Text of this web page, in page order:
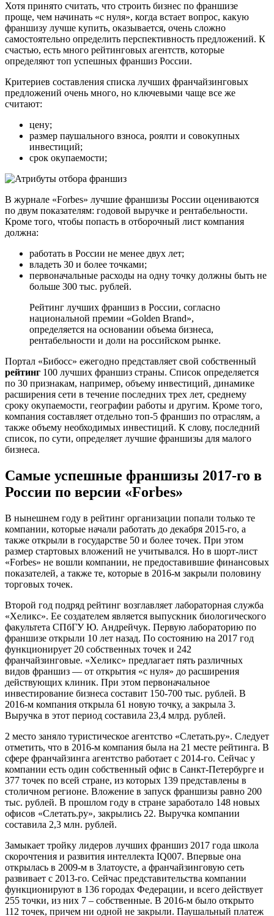
Хотя принято считать, что строить бизнес по франшизе
проще, чем начинать «с нуля», когда встает вопрос, какую
франшизу лучше купить, оказывается, очень сложно
самостоятельно определить перспективность предложений. К
счастью, есть много рейтинговых агентств, которые
определяют топ успешных франшиз России.
Критериев составления списка лучших франчайзинговых
предложений очень много, но ключевыми чаще все же
считают:
цену;
размер паушального взноса, роялти и совокупных
инвестиций;
срок окупаемости;
В журнале «Forbes» лучшие франшизы России оцениваются
по двум показателям: годовой выручке и рентабельности.
Кроме того, чтобы попасть в отборочный лист компания
должна:
работать в России не менее двух лет;
владеть 30 и более точками;
первоначальные расходы на одну точку должны быть не
больше 300 тыс. рублей.
Рейтинг лучших франшиз в России, согласно
национальной премии «Golden Brand»,
определяется на основании объема бизнеса,
рентабельности и доли на российском рынке.
Портал «Бибосс» ежегодно представляет свой собственный
рейтинг 100 лучших франшиз страны. Список определяется
по 30 признакам, например, объему инвестиций, динамике
расширения сети в течение последних трех лет, среднему
сроку окупаемости, географии работы и другим. Кроме того,
компания составляет отдельно топ-5 франшиз по отраслям, а
также объему необходимых инвестиций. К слову, последний
список, по сути, определяет лучшие франшизы для малого
бизнеса.
Самые успешные франшизы 2017-го в
России по версии «Forbes»
В нынешнем году в рейтинг организации попали только те
компании, которые начали работать до декабря 2015-го, а
также открыли в государстве 50 и более точек. При этом
размер стартовых вложений не учитывался. Но в шорт-лист
«Forbes» не вошли компании, не предоставившие финансовых
показателей, а также те, которые в 2016-м закрыли половину
торговых точек.
Второй год подряд рейтинг возглавляет лабораторная служба
«Хеликс». Ее создателем является выпускник биологического
факультета СПбГУ Ю. Андрейчук. Первую лабораторию по
франшизе открыли 10 лет назад. По состоянию на 2017 год
функционирует 20 собственных точек и 242
франчайзинговые. «Хеликс» предлагает пять различных
видов франшиз — от открытия «с нуля» до расширения
действующих клиник. При этом первоначальное
инвестирование бизнеса составит 150-700 тыс. рублей. В
2016-м компания открыла 61 новую точку, а закрыла 3.
Выручка в этот период составила 23,4 млрд. рублей.
2 место заняло туристическое агентство «Слетать.ру». Следует
отметить, что в 2016-м компания была на 21 месте рейтинга. В
сфере франчайзинга агентство работает с 2014-го. Сейчас у
компании есть один собственный офис в Санкт-Петербурге и
377 точек по всей стране, из которых 139 представлены в
столичном регионе. Вложение в запуск франшизы равно 200
тыс. рублей. В прошлом году в стране заработало 148 новых
офисов «Слетать.ру», закрылись 22. Выручка компании
составила 2,3 млн. рублей.
Замыкает тройку лидеров лучших франшиз 2017 года школа
скорочтения и развития интеллекта IQ007. Впервые она
открылась в 2009-м в Златоусте, а франчайзинговую сеть
развивает с 2013-го. Сейчас представительства компании
функционируют в 136 городах Федерации, и всего действует
255 точки, из них 7 – собственные. В 2016-м было открыто
112 точек, причем ни одной не закрыли. Паушальный платеж